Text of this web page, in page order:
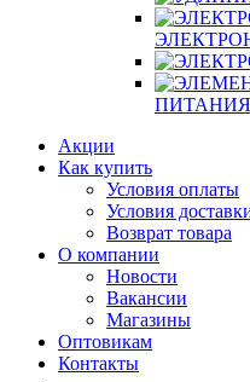
ПИТАНИЯ
Акции
Как купить
Условия оплаты
Условия
Возврат товара
О компании
Новости
Вакансии
Магазины
Оптовикам
Контакты